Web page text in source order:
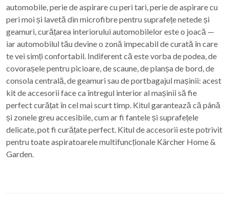
automobile, perie de aspirare cu peri tari, perie de aspirare cu
peri moi și lavetă din microfibre pentru suprafețe netede și
geamuri, curățarea interiorului automobilelor este o joacă —
iar automobilul tău devine o zonă impecabil de curată în care
te vei simți confortabil. Indiferent că este vorba de podea, de
covorașele pentru picioare, de scaune, de planșa de bord, de
consola centrală, de geamuri sau de portbagajul mașinii: acest
kit de accesorii face ca întregul interior al mașinii să fie
perfect curățat în cel mai scurt timp. Kitul garantează că până
și zonele greu accesibile, cum ar fi fantele și suprafețele
delicate, pot fi curățate perfect. Kitul de accesorii este potrivit
pentru toate aspiratoarele multifuncționale Kärcher Home &
Garden.